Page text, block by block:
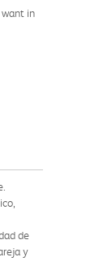
in
de
y